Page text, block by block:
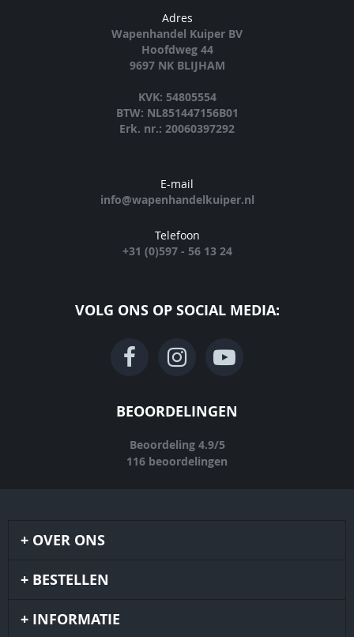
Adres
Wapenhandel Kuiper BV
Hoofdweg 44
9697 NK BLIJHAM
KVK: 54805554
BTW: NL851447156B01
Erk. nr.: 20060397292
E-mail
info@wapenhandelkuiper.nl
Telefoon
+31 (0)597 - 56 13 24
VOLG ONS OP SOCIAL MEDIA:
BEOORDELINGEN
Beoordeling 4.9/5
116 beoordelingen
OVER ONS
BESTELLEN
INFORMATIE